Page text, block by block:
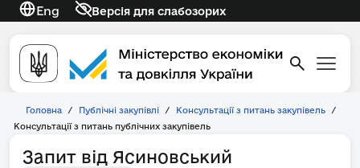
Eng Версія для слабозорих
Головна / Публічні закупівлі / Консультації з питань закупівель
/
Консультації з питань публічних закупівель
Запит від Ясиновський